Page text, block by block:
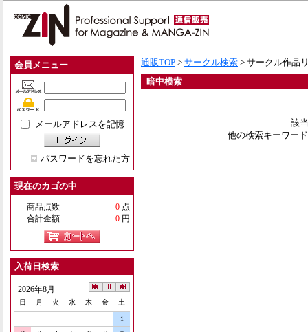
会員メニュー
メールアドレスを記憶
パスワードを忘れた方
現在のカゴの中
商品点数 0 点
合計金額
0 円
入荷日検索
2026年8月
日 月 火 水 木 金 土
1
通販TOP > サークル検索 > サークル作品
暗中模索
該
他の検索キーワー